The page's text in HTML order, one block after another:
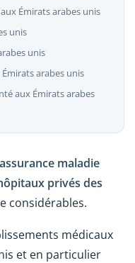
Émirats arabes unis
unis
unis
arabes unis
aux Émirats arabes
assurance maladie
privés des
considérables.
médicaux
et en particulier